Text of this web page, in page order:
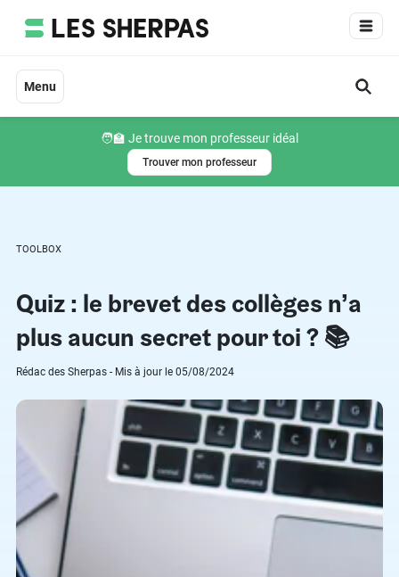
Menu
🧑‍🏫 Je trouve mon professeur idéal
Trouver mon professeur
TOOLBOX
Quiz : le brevet des collèges n’a
plus aucun secret pour toi ? 📚
Rédac des Sherpas - Mis à jour le 05/08/2024